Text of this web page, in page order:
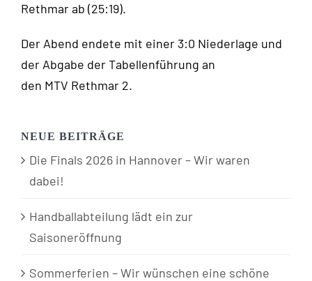
Rethmar ab (25:19).
Der Abend endete mit einer 3:0 Niederlage und
der Abgabe der Tabellenführung an
den MTV Rethmar 2.
NEUE BEITRÄGE
Die Finals 2026 in Hannover – Wir waren
dabei!
Handballabteilung lädt ein zur
Saisoneröffnung
Sommerferien – Wir wünschen eine schöne